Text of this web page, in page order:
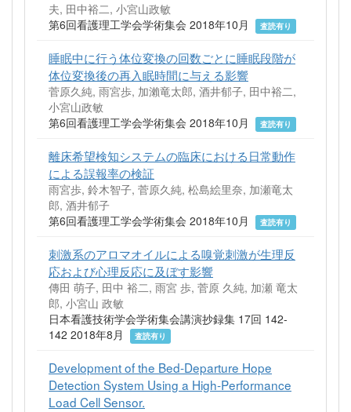
夫, 田中裕二, 小宮山政敏
第6回看護理工学会学術集会 2018年10月
査読有り
睡眠中に行う体位変換の回数ごとに睡眠段階が
体位変換後の再入眠時間に与える影響
菅原久純, 雨宮歩, 加瀨竜太郎, 酒井郁子, 田中裕二,
小宮山政敏
第6回看護理工学会学術集会 2018年10月
査読有り
離床希望検知システムの臨床における日常動作
による誤報率の検証
雨宮歩, 鈴木智子, 菅原久純, 松島絵里奈, 加瀬竜太
郎, 酒井郁子
第6回看護理工学会学術集会 2018年10月
査読有り
刺激系のアロマオイルによる嗅覚刺激が生理反
応および心理反応に及ぼす影響
傳田 萌子, 田中 裕二, 雨宮 歩, 菅原 久純, 加瀬 竜太
郎, 小宮山 政敏
日本看護技術学会学術集会講演抄録集 17回 142-
142 2018年8月
査読有り
Development of the Bed-Departure Hope
Detection System Using a High-Performance
Load Cell Sensor.